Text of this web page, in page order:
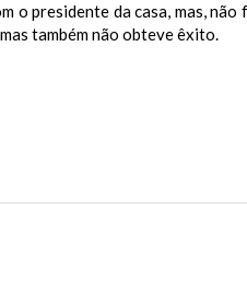
o presidente da casa, mas,
também não obteve êxito.